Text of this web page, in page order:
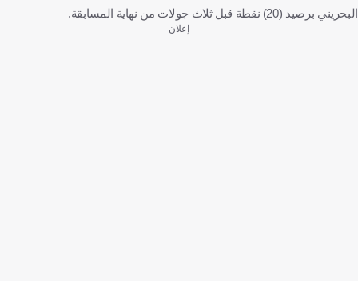
البحريني برصيد (20) نقطة قبل ثلاث جولات من نهاية المسابقة.
إعلان